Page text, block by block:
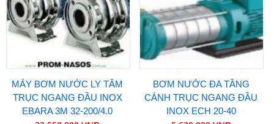
MÁY BƠM NƯỚC LY TÂM
TRỤC NGANG ĐẦU INOX
EBARA 3M 32-200/4.0
BƠM NƯỚC ĐA TẦNG
CÁNH TRỤC NGANG ĐẦU
INOX ECH 20-40